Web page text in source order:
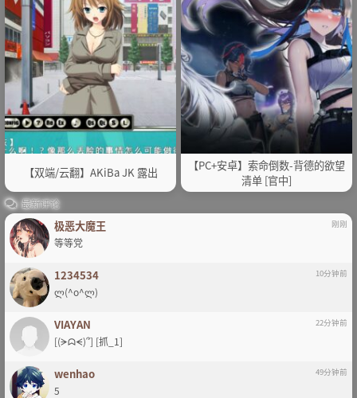
【双端/云翻】AKiBa JK 露出
【PC+安卓】索命倒数-背德的欲望
清单 [官中]
最新评论
极恶大魔王 刚刚
等等党
1234534 10分钟前
ლ(^o^ლ)
VIAYAN 22分钟前
[(ᗒᗣᗕ)՞] [抓_1]
wenhao 49分钟前
5